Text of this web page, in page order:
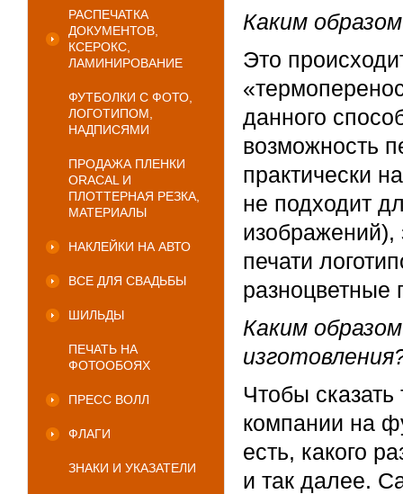
РАСПЕЧАТКА
ДОКУМЕНТОВ,
КСЕРОКС,
ЛАМИНИРОВАНИЕ
ФУТБОЛКИ С ФОТО,
ЛОГОТИПОМ,
НАДПИСЯМИ
ПРОДАЖА ПЛЕНКИ
ORACAL И
ПЛОТТЕРНАЯ РЕЗКА,
МАТЕРИАЛЫ
НАКЛЕЙКИ НА АВТО
ВСЕ ДЛЯ СВАДЬБЫ
ШИЛЬДЫ
ПЕЧАТЬ НА
ФОТООБОЯХ
ПРЕСС ВОЛЛ
ФЛАГИ
ЗНАКИ И УКАЗАТЕЛИ
Каким
Это
данного
возможность
практически
не подходит
изображений),
печати
разноцветные
Каким
Чтобы
компании на
есть, какого
и так далее.